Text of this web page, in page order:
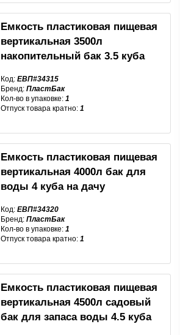
Емкость пластиковая пищевая
вертикальная 3500л
накопительный бак 3.5 куба
Код: ЕВП#34315
Бренд: ПластБак
Кол-во в упаковке: 1
Отпуск товара кратно: 1
Емкость пластиковая пищевая
вертикальная 4000л бак для
воды 4 куба на дачу
Код: ЕВП#34320
Бренд: ПластБак
Кол-во в упаковке: 1
Отпуск товара кратно: 1
Емкость пластиковая пищевая
вертикальная 4500л садовый
бак для запаса воды 4.5 куба